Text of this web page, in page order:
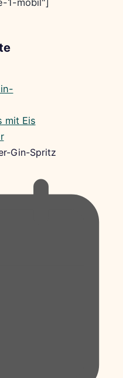
Gin-Spritz